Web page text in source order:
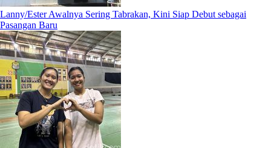
Lanny/Ester Awalnya Sering Tabrakan, Kini Siap Debut sebagai
Pasangan Baru